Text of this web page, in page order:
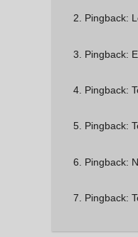
Pingback:
Pingback:
Pingback:
Pingback:
Pingback:
Pingback: